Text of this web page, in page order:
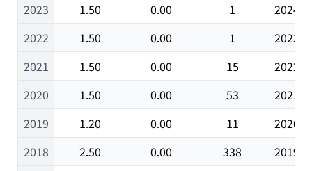
2023
2022
2021
2020
2019
2018
1.50
0.00 1
2024/
1.50
0.00 1
2023/
1.50
0.00 15
2022/
1.50
0.00 53
2021/
1.20
0.00 11
2020/
2.50
0.00 338
2019/